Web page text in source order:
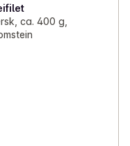
ca. 400 g,